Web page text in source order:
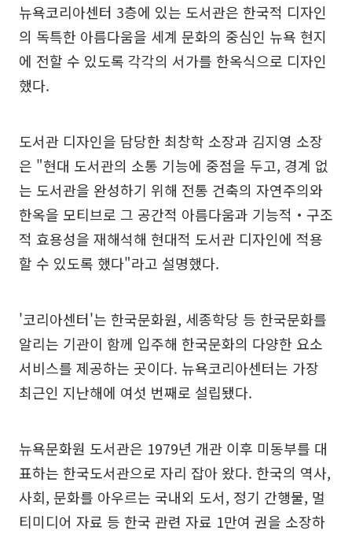
뉴욕코리아센터 3층에 있는 도서관은 한국적 디자인
의 독특한 아름다움을 세계 문화의 중심인 뉴욕 현지
에 전할 수 있도록 각각의 서가를 한옥식으로 디자인
했다.
도서관 디자인을 담당한 최창학 소장과 김지영 소장
은 "현대 도서관의 소통 기능에 중점을 두고, 경계 없
는 도서관을 완성하기 위해 전통 건축의 자연주의와
한옥을 모티브로 그 공간적 아름다움과 기능적‧구조
적 효용성을 재해석해 현대적 도서관 디자인에 적용
할 수 있도록 했다"라고 설명했다.
'코리아센터'는 한국문화원, 세종학당 등 한국문화를
알리는 기관이 함께 입주해 한국문화의 다양한 요소
서비스를 제공하는 곳이다. 뉴욕코리아센터는 가장
최근인 지난해에 여섯 번째로 설립됐다.
뉴욕문화원 도서관은 1979년 개관 이후 미동부를 대
표하는 한국도서관으로 자리 잡아 왔다. 한국의 역사,
사회, 문화를 아우르는 국내외 도서, 정기 간행물, 멀
티미디어 자료 등 한국 관련 자료 1만여 권을 소장하